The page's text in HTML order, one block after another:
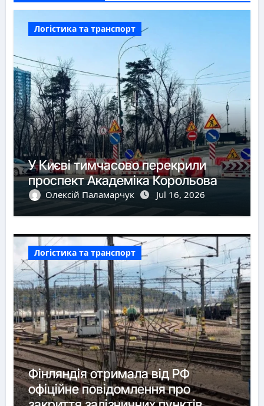
Логістика та транспорт
У Києві тимчасово перекрили
проспект Академіка Корольова
Олексій Паламарчук Jul 16, 2026
Логістика та транспорт
Фінляндія отримала від РФ
офіційне повідомлення про